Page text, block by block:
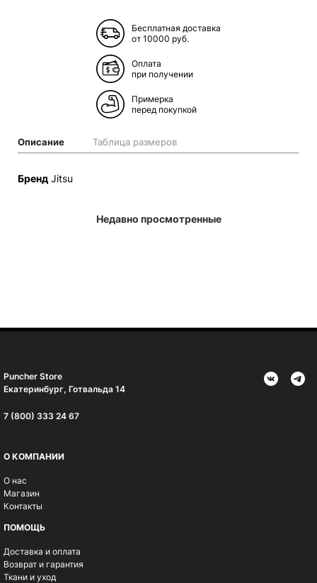
Бесплатная доставка
от 10000 руб.
Оплата
при получении
Примерка
перед покупкой
Описание Таблица размеров
Бренд Jitsu
Недавно просмотренные
Puncher Store
Екатеринбург, Готвальда 14
7 (800) 333 24 67
О КОМПАНИИ
О нас
Магазин
Контакты
ПОМОЩЬ
Доставка и оплата
Возврат и гарантия
Ткани и уход